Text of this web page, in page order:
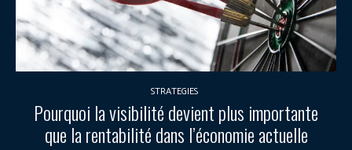
STRATEGIES
Pourquoi la visibilité devient plus importante
que la rentabilité dans l’économie actuelle